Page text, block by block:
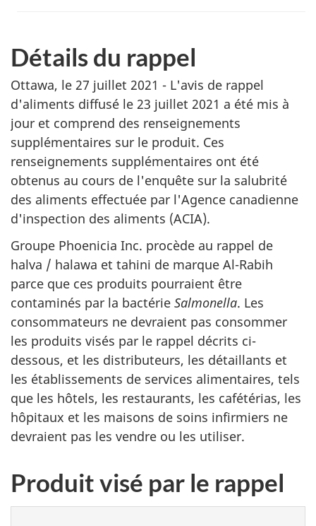
Détails du rappel
Ottawa, le 27 juillet 2021 - L'avis de rappel
d'aliments diffusé le 23 juillet 2021 a été mis à
jour et comprend des renseignements
supplémentaires sur le produit. Ces
renseignements supplémentaires ont été
obtenus au cours de l'enquête sur la salubrité
des aliments effectuée par l'Agence canadienne
d'inspection des aliments (ACIA).
Groupe Phoenicia Inc. procède au rappel de
halva / halawa et tahini de marque Al-Rabih
parce que ces produits pourraient être
contaminés par la bactérie Salmonella. Les
consommateurs ne devraient pas consommer
les produits visés par le rappel décrits ci-
dessous, et les distributeurs, les détaillants et
les établissements de services alimentaires, tels
que les hôtels, les restaurants, les cafétérias, les
hôpitaux et les maisons de soins infirmiers ne
devraient pas les vendre ou les utiliser.
Produit visé par le rappel